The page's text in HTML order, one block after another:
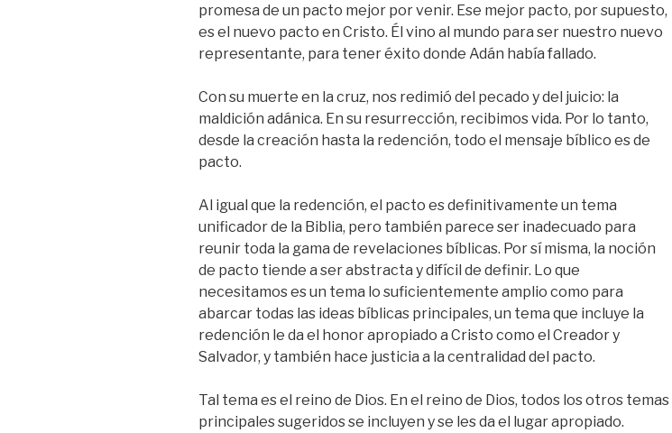
promesa de un pacto mejor por venir. Ese mejor pacto, por supuesto,
es el nuevo pacto en Cristo. Él vino al mundo para ser nuestro nuevo
representante, para tener éxito donde Adán había fallado.
Con su muerte en la cruz, nos redimió del pecado y del juicio: la
maldición adánica. En su resurrección, recibimos vida. Por lo tanto,
desde la creación hasta la redención, todo el mensaje bíblico es de
pacto.
Al igual que la redención, el pacto es definitivamente un tema
unificador de la Biblia, pero también parece ser inadecuado para
reunir toda la gama de revelaciones bíblicas. Por sí misma, la noción
de pacto tiende a ser abstracta y difícil de definir. Lo que
necesitamos es un tema lo suficientemente amplio como para
abarcar todas las ideas bíblicas principales, un tema que incluye la
redención le da el honor apropiado a Cristo como el Creador y
Salvador, y también hace justicia a la centralidad del pacto.
Tal tema es el reino de Dios. En el reino de Dios, todos los otros temas
principales sugeridos se incluyen y se les da el lugar apropiado.